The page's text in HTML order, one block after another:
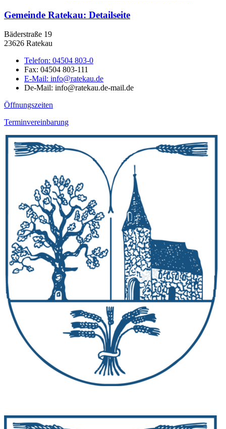
Gemeinde Ratekau: Detailseite
Bäderstraße 19
23626 Ratekau
Telefon: 04504 803-0
Fax: 04504 803-111
E-Mail: info@ratekau.de
De-Mail: info@ratekau.de-mail.de
Öffnungszeiten
Terminvereinbarung